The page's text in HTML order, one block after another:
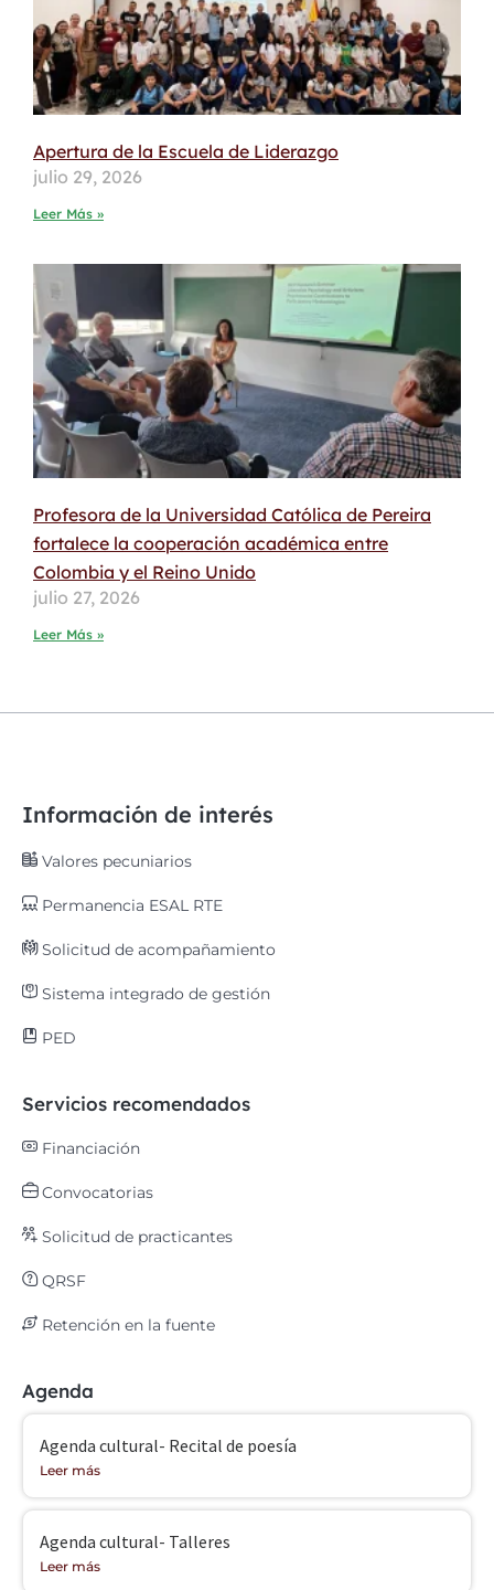
Apertura de la Escuela de Liderazgo
julio 29, 2026
Leer Más »
Profesora de la Universidad Católica de Pereira
fortalece la cooperación académica entre
Colombia y el Reino Unido
julio 27, 2026
Leer Más »
Información de interés
Valores pecuniarios
Permanencia ESAL RTE
Solicitud de acompañamiento
Sistema integrado de gestión
PED
Servicios recomendados
Financiación
Convocatorias
Solicitud de practicantes
QRSF
Retención en la fuente
Agenda
Agenda cultural- Recital de poesía
Leer más
Agenda cultural- Talleres
Leer más